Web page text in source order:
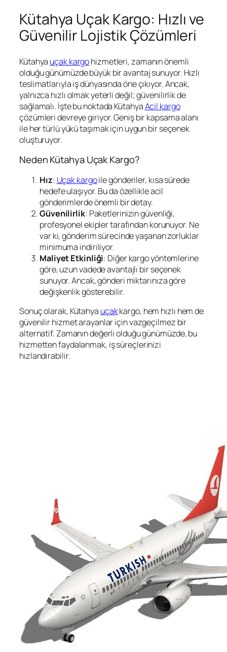
Kütahya Uçak Kargo: Hızlı ve
Güvenilir Lojistik Çözümleri
Kütahya uçak kargohizmetleri, zamanın önemli
olduğu günümüzde büyük bir avantaj sunuyor. Hızlı
teslimatlarıyla iş dünyasında öne çıkıyor. Ancak,
yalnızca hızlı olmak yeterli değil; güvenilirlik de
sağlamalı. İşte bu noktada KütahyaAcil kargo
çözümleri devreye giriyor. Geniş bir kapsama alanı
ile her türlü yükü taşımak için uygun bir seçenek
oluşturuyor.
Neden Kütahya Uçak Kargo?
Hız: Uçak kargoile gönderiler, kısa sürede
hedefe ulaşıyor. Bu da özellikle acil
gönderimlerde önemli bir detay.
Güvenilirlik: Paketlerinizin güvenliği,
profesyonel ekipler tarafından korunuyor. Ne
var ki, gönderim sürecinde yaşanan zorluklar
minimuma indiriliyor.
Maliyet Etkinliği: Diğer kargo yöntemlerine
göre, uzun vadede avantajlı bir seçenek
sunuyor. Ancak, gönderi miktarınıza göre
değişkenlik gösterebilir.
Sonuç olarak, Kütahya uçakkargo, hem hızlı hem de
güvenilir hizmet arayanlar için vazgeçilmez bir
alternatif. Zamanın değerli olduğu günümüzde, bu
hizmetten faydalanmak, iş süreçlerinizi
hızlandırabilir.